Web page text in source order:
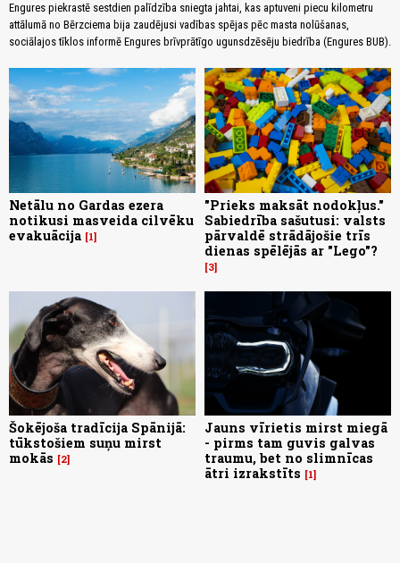
Engures piekrastē sestdien palīdzība sniegta jahtai, kas aptuveni piecu kilometru
attālumā no Bērzciema bija zaudējusi vadības spējas pēc masta nolūšanas,
sociālajos tīklos informē Engures brīvprātīgo ugunsdzēsēju biedrība (Engures BUB).
Netālu no Gardas ezera
notikusi masveida cilvēku
evakuācija 1
"Prieks maksāt nodokļus."
Sabiedrība sašutusi: valsts
pārvaldē strādājošie trīs
dienas spēlējās ar "Lego"?
3
Šokējoša tradīcija Spānijā:
tūkstošiem suņu mirst
mokās
2
Jauns vīrietis mirst miegā
- pirms tam guvis galvas
traumu, bet no slimnīcas
ātri izrakstīts
1